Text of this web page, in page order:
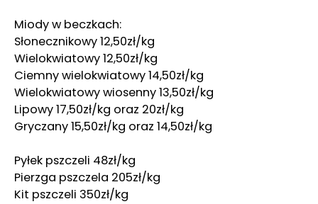
Miody w beczkach:
Słonecznikowy 12,50zł/kg
Wielokwiatowy 12,50zł/kg
Ciemny wielokwiatowy 14,50zł/kg
Wielokwiatowy wiosenny 13,50zł/kg
Lipowy 17,50zł/kg oraz 20zł/kg
Gryczany 15,50zł/kg oraz 14,50zł/kg
Pyłek pszczeli 48zł/kg
Pierzga pszczela 205zł/kg
Kit pszczeli 350zł/kg